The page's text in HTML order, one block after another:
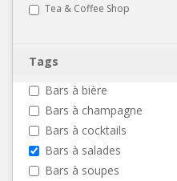
Tea & Coffee Shop
Tags
Bars à bière
Bars à champagne
Bars à cocktails
Bars à salades
Bars à soupes